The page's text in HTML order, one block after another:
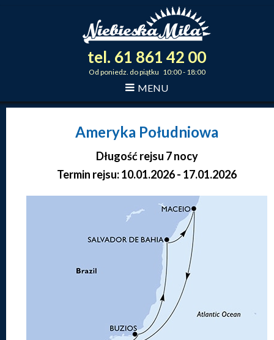
tel. 61 861 42 00
Od poniedz. do piątku 10:00 - 18:00
MENU
Ameryka Południowa
Długość rejsu 7 nocy
Termin rejsu: 10.01.2026 - 17.01.2026